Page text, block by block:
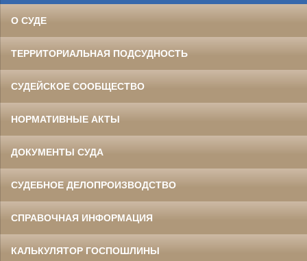
О СУДЕ
ТЕРРИТОРИАЛЬНАЯ ПОДСУДНОСТЬ
СУДЕЙСКОЕ СООБЩЕСТВО
НОРМАТИВНЫЕ АКТЫ
ДОКУМЕНТЫ СУДА
СУДЕБНОЕ ДЕЛОПРОИЗВОДСТВО
СПРАВОЧНАЯ ИНФОРМАЦИЯ
КАЛЬКУЛЯТОР ГОСПОШЛИНЫ